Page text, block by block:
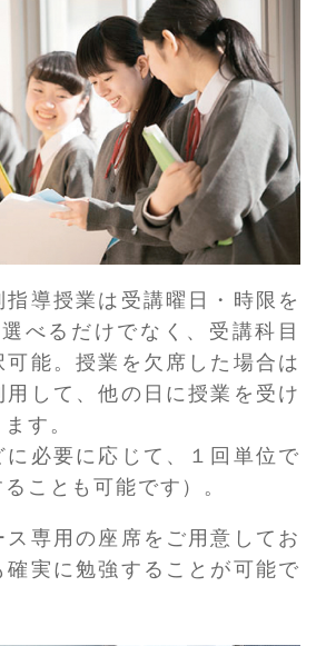
指導授業は受講曜日・時限を
べるだけでなく、受講科目
可能。授業を欠席した場合は
用して、他の日に授業を受け
す。
に必要に応じて、１回単位で
ことも可能です）。
ス専用の座席をご用意してお
確実に勉強することが可能で